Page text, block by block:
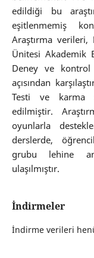
edildiği bu
eşitlenmemiş
Araştırma verileri,
Ünitesi Akademik
Deney ve kontrol
açısından
Testi ve karma
edilmiştir.
oyunlarla
derslerde,
grubu lehine
ulaşılmıştır.
İndirmeler
İndirme verileri